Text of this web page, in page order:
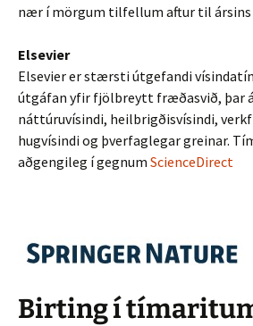
nær í mörgum tilfellum aftur til ársins
Elsevier
Elsevier er stærsti útgefandi
útgáfan yfir fjölbreytt fræðasvið, þar
náttúruvísindi, heilbrigðisvísindi,
hugvísindi og þverfaglegar greinar.
aðgengileg í gegnum ScienceDirect
Birting í